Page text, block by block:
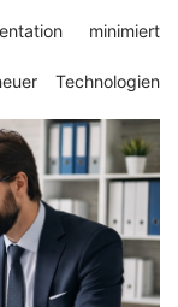
minimiert
Technologien